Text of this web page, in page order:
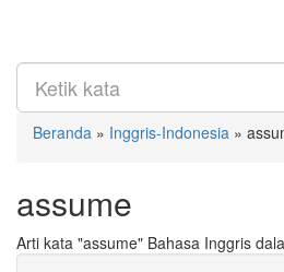
Beranda » Inggris-Indonesia »
assume
Arti kata "assume" Bahasa Inggris